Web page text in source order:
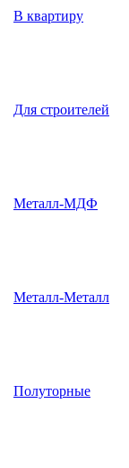
В квартиру
Для строителей
Металл-МДФ
Металл-Металл
Полуторные